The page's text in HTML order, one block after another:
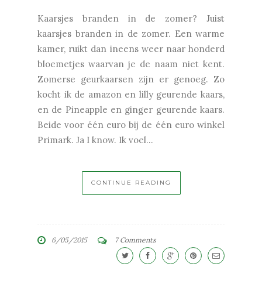
Kaarsjes branden in de zomer? Juist
kaarsjes branden in de zomer. Een warme
kamer, ruikt dan ineens weer naar honderd
bloemetjes waarvan je de naam niet kent.
Zomerse geurkaarsen zijn er genoeg. Zo
kocht ik de amazon en lilly geurende kaars,
en de Pineapple en ginger geurende kaars.
Beide voor één euro bij de één euro winkel
Primark. Ja I know. Ik voel...
CONTINUE READING
6/05/2015 7 Comments